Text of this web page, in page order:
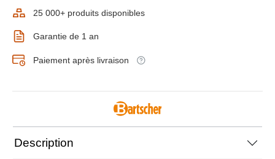
25 000+ produits disponibles
Garantie de 1 an
Paiement après livraison
Description